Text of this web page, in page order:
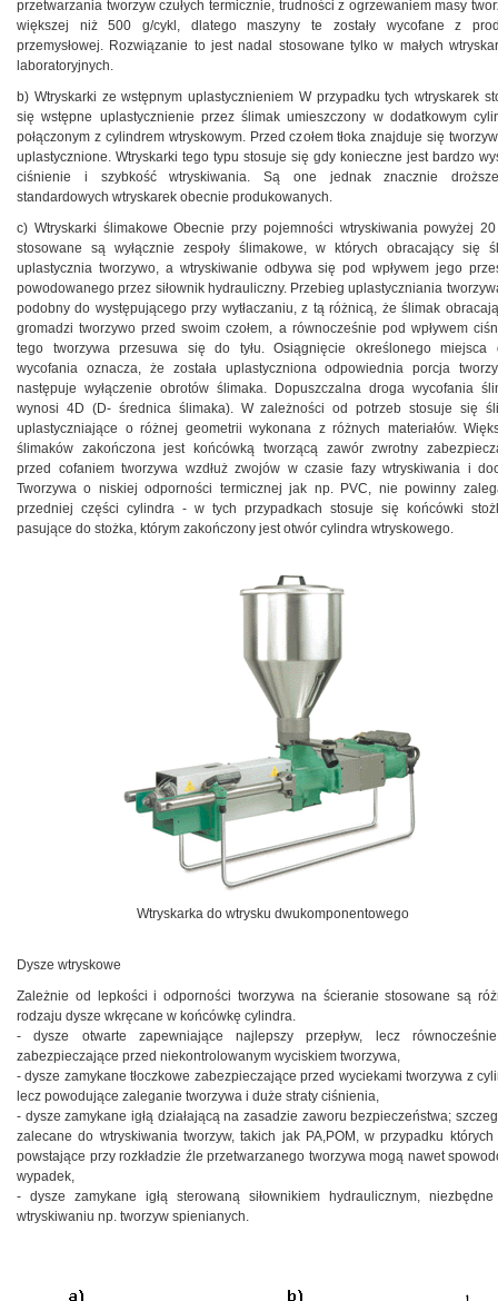
przetwarzania tworzyw czułych termicznie, trudności z ogrzewaniem masy
większej niż 500 g/cykl, dlatego maszyny te zostały wycofane z
przemysłowej. Rozwiązanie to jest nadal stosowane tylko w małych
laboratoryjnych.
b) Wtryskarki ze wstępnym uplastycznieniem W przypadku tych wtryskarek
się wstępne uplastycznienie przez ślimak umieszczony w dodatkowym
połączonym z cylindrem wtryskowym. Przed czołem tłoka znajduje się
uplastycznione. Wtryskarki tego typu stosuje się gdy konieczne jest bardzo
ciśnienie i szybkość wtryskiwania. Są one jednak znacznie
standardowych wtryskarek obecnie produkowanych.
c) Wtryskarki ślimakowe Obecnie przy pojemności wtryskiwania powyżej
stosowane są wyłącznie zespoły ślimakowe, w których obracający się
uplastycznia tworzywo, a wtryskiwanie odbywa się pod wpływem jego
powodowanego przez siłownik hydrauliczny. Przebieg uplastyczniania
podobny do występującego przy wytłaczaniu, z tą różnicą, że ślimak
gromadzi tworzywo przed swoim czołem, a równocześnie pod wpływem
tego tworzywa przesuwa się do tyłu. Osiągnięcie określonego miejsca
wycofania oznacza, że została uplastyczniona odpowiednia porcja
następuje wyłączenie obrotów ślimaka. Dopuszczalna droga wycofania
wynosi 4D (D- średnica ślimaka). W zależności od potrzeb stosuje się
uplastyczniające o różnej geometrii wykonana z różnych materiałów.
ślimaków zakończona jest końcówką tworzącą zawór zwrotny
przed cofaniem tworzywa wzdłuż zwojów w czasie fazy wtryskiwania i
Tworzywa o niskiej odporności termicznej jak np. PVC, nie powinny
przedniej części cylindra - w tych przypadkach stosuje się końcówki
pasujące do stożka, którym zakończony jest otwór cylindra wtryskowego.
Wtryskarka do wtrysku dwukomponentowego
Dysze wtryskowe
Zależnie od lepkości i odporności tworzywa na ścieranie stosowane są
rodzaju dysze wkręcane w końcówkę cylindra.
- dysze otwarte zapewniające najlepszy przepływ, lecz
zabezpieczające przed niekontrolowanym wyciskiem tworzywa,
- dysze zamykane tłoczkowe zabezpieczające przed wyciekami tworzywa z
lecz powodujące zaleganie tworzywa i duże straty ciśnienia,
- dysze zamykane igłą działającą na zasadzie zaworu bezpieczeństwa;
zalecane do wtryskiwania tworzyw, takich jak PA,POM, w przypadku których
powstające przy rozkładzie źle przetwarzanego tworzywa mogą nawet
wypadek,
- dysze zamykane igłą sterowaną siłownikiem hydraulicznym,
wtryskiwaniu np. tworzyw spienianych.